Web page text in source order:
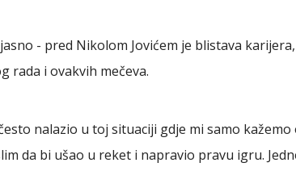
- pred Nikolom Jovićem je blistava
rada i ovakvih mečeva.
nalazio u toj situaciji gdje mi samo
da bi ušao u reket i napravio pravu igru.